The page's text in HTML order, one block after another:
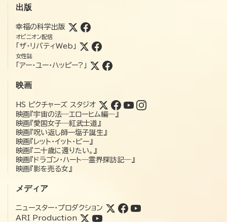
出版
幸福の科学出版
オピニオン配信
「ザ・リバティWeb」
女性誌
「アー・ユー・ハッピー?」
映画
HS ピクチャーズ スタジオ
映画『宇宙の法―エローヒム編―』
映画『愛国女子―紅武士道』
映画『呪い返し師—塩子誕生』
映画『レット・イット・ビー』
映画『二十歳に還りたい。』
映画『ドラゴン・ハート―霊界探訪記―』
映画『影を売る女』
メディア
ニュースター・プロダクション
ARI Production